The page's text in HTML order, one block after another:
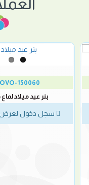
150060
بنر عيد ميلاد
سجل دخول لعرض